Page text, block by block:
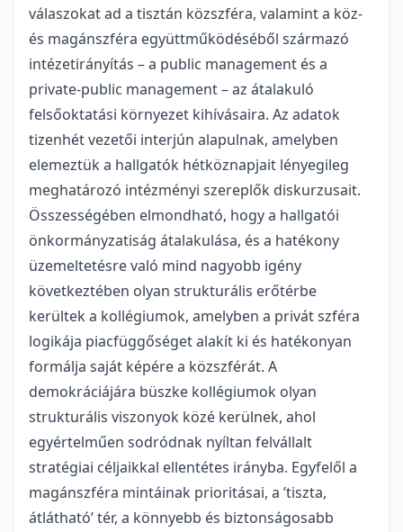
válaszokat ad a tisztán közszféra, valamint a köz-
és magánszféra együttműködéséből származó
intézetirányítás – a public management és a
private-public management – az átalakuló
felsőoktatási környezet kihívásaira. Az adatok
tizenhét vezetői interjún alapulnak, amelyben
elemeztük a hallgatók hétköznapjait lényegileg
meghatározó intézményi szereplők diskurzusait.
Összességében elmondható, hogy a hallgatói
önkormányzatiság átalakulása, és a hatékony
üzemeltetésre való mind nagyobb igény
következtében olyan strukturális erőtérbe
kerültek a kollégiumok, amelyben a privát szféra
logikája piacfüggőséget alakít ki és hatékonyan
formálja saját képére a közszférát. A
demokráciájára büszke kollégiumok olyan
strukturális viszonyok közé kerülnek, ahol
egyértelműen sodródnak nyíltan felvállalt
stratégiai céljaikkal ellentétes irányba. Egyfelől a
magánszféra mintáinak prioritásai, a ’tiszta,
átlátható’ tér, a könnyebb és biztonságosabb